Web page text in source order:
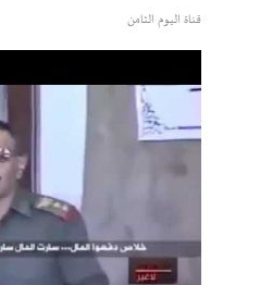
قناة اليوم الثامن